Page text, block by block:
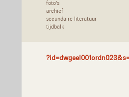
foto's
archief
secundaire literatuur
tijdbalk